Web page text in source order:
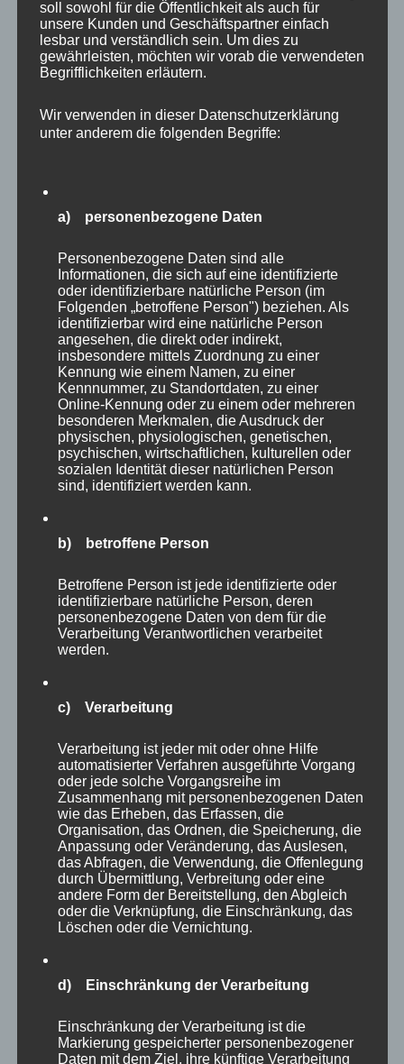
Auch Vogelfreunde werden in Eekholt voll auf
ihre Kosten kommen. Zunächst sind
sehen. Diese “Majestäten der Lüfte” habe ich
auch schon mehrfach in freier Wildbahn vor
wahrlich riesige Greifvögel, die auch hier sehr
beeindruckend wirken.
Einen ganzen Abschnitt des Parkes widmet
man in Eekholt den verschiedenen Eulenarten,
die man in ihren Volieren anschauen kann. Egal
ob Bartkauz, Schneeeule oder welche Eulenart
auch immer, die Tiere gehören zweifellos zu
nachts und fliegen lautlos – kleine (oder
große?) Meisterwerke der Natur!
soll sowohl für die Öffentlichkeit als auch für
unsere Kunden und Geschäftspartner einfach
lesbar und verständlich sein. Um dies zu
gewährleisten, möchten wir vorab die verwendeten
Begrifflichkeiten erläutern.
Wir verwenden in dieser Datenschutzerklärung
unter anderem die folgenden Begriffe:
a) personenbezogene Daten
Personenbezogene Daten sind alle
Informationen, die sich auf eine identifizierte
oder identifizierbare natürliche Person (im
Folgenden „betroffene Person") beziehen. Als
identifizierbar wird eine natürliche Person
angesehen, die direkt oder indirekt,
insbesondere mittels Zuordnung zu einer
Kennung wie einem Namen, zu einer
Kennnummer, zu Standortdaten, zu einer
Online-Kennung oder zu einem oder mehreren
besonderen Merkmalen, die Ausdruck der
physischen, physiologischen, genetischen,
psychischen, wirtschaftlichen, kulturellen oder
sozialen Identität dieser natürlichen Person
sind, identifiziert werden kann.
b) betroffene Person
Betroffene Person ist jede identifizierte oder
identifizierbare natürliche Person, deren
personenbezogene Daten von dem für die
Verarbeitung Verantwortlichen verarbeitet
werden.
c) Verarbeitung
Verarbeitung ist jeder mit oder ohne Hilfe
automatisierter Verfahren ausgeführte Vorgang
oder jede solche Vorgangsreihe im
Zusammenhang mit personenbezogenen Daten
wie das Erheben, das Erfassen, die
Organisation, das Ordnen, die Speicherung, die
Anpassung oder Veränderung, das Auslesen,
das Abfragen, die Verwendung, die Offenlegung
durch Übermittlung, Verbreitung oder eine
andere Form der Bereitstellung, den Abgleich
oder die Verknüpfung, die Einschränkung, das
Löschen oder die Vernichtung.
d) Einschränkung der Verarbeitung
Einschränkung der Verarbeitung ist die
Markierung gespeicherter personenbezogener
Daten mit dem Ziel, ihre künftige Verarbeitung